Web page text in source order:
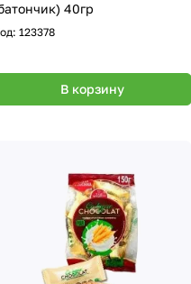
40гр
123378
В корзину